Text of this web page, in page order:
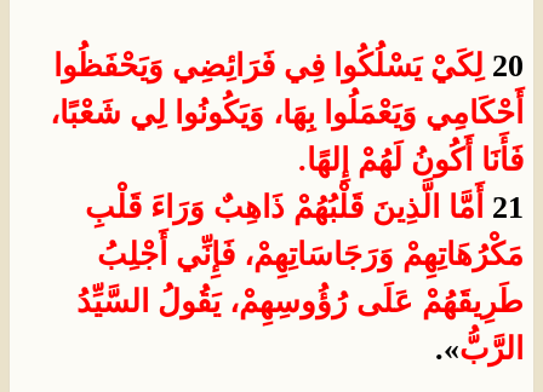
20 لِكَيْ يَسْلُكُوا فِي فَرَائِضِي وَيَحْفَظُوا
أَحْكَامِي وَيَعْمَلُوا بِهَا، وَيَكُونُوا لِي شَعْبًا،
فَأَنَا أَكُونُ لَهُمْ إِلهًا.
21 أَمَّا الَّذِينَ قَلْبُهُمْ ذَاهِبٌ وَرَاءَ قَلْبِ
مَكْرُهَاتِهِمْ وَرَجَاسَاتِهِمْ، فَإِنِّي أَجْلِبُ
طَرِيقَهُمْ عَلَى رُؤُوسِهِمْ، يَقُولُ السَّيِّدُ
الرَّبُّ».